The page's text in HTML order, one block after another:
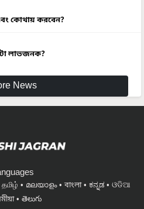
কোথায় করবেন?
লাভজনক?
News
தமிழ் മലയാളം বাংলা ಕನ್ನಡ
ଓଡିଆ
తెలుగు